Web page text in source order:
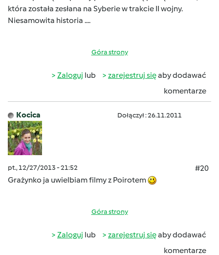
która została zesłana na Syberie w trakcie II wojny.
Niesamowita historia ....
Góra strony
Zaloguj lub zarejestruj sięaby dodawać
komentarze
Kocica Dołączył : 26.11.2011
pt., 12/27/2013 - 21:52
#20
Grażynko ja uwielbiam filmy z Poirotem
Góra strony
Zaloguj lub zarejestruj sięaby dodawać
komentarze